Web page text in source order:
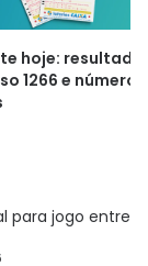
hoje: resultado
1266 e números
para jogo entre